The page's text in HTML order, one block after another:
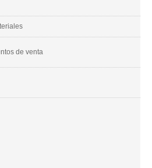
de venta